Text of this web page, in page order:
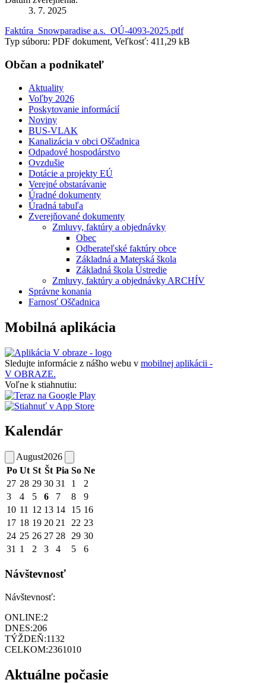
3. 7. 2025
Faktúra_Snowparadise a.s._OÚ-4093-2025.pdf
Typ súboru: PDF dokument, Veľkosť: 411,29 kB
Občan a podnikateľ
Aktuality
Voľby 2026
Poskytovanie informácií
Noviny
BUS-VLAK
Kanalizácia v obci Oščadnica
Odpadové hospodárstvo
Ovzdušie
Dotácie a projekty EÚ
Verejné obstarávanie
Úradné dokumenty
Úradná tabuľa
Zverejňované dokumenty
Zmluvy, faktúry a objednávky
Obec
Odberateľské faktúry obce
Základná a Materská škola
Základná škola Ústredie
Zmluvy, faktúry a objednávky ARCHÍV
Správne konania
Farnosť Oščadnica
Mobilná aplikácia
Sledujte informácie z nášho webu v mobilnej aplikácii -
V OBRAZE.
Voľne k stiahnutiu:
Kalendár
August2026
Po Ut St Št Pia So Ne
27 28 29 30 31 1
2
3
4 5 6 7 8
9
10 11 12 13 14 15 16
17 18 19 20 21 22 23
24 25 26 27 28 29 30
31 1 2 3 4 5 6
Návštevnosť
Návštevnosť:
ONLINE:2
DNES:206
TÝŽDEŇ:1132
CELKOM:2361010
Aktuálne počasie